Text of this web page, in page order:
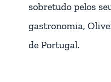
sobretudo pelos
gastronomia,
de Portugal.